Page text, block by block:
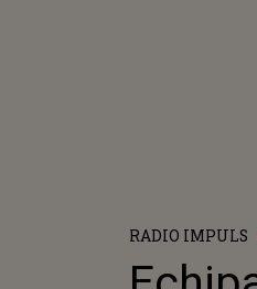
RADIO IMPULS